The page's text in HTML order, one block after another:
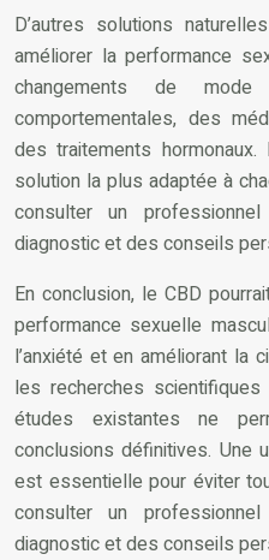
D’autres solutions
améliorer la performance
changements de
comportementales, des
des traitements
solution la plus adaptée à
consulter un
diagnostic et des conseils
En conclusion, le CBD
performance sexuelle
l’anxiété et en améliorant la
les recherches
études existantes ne
conclusions définitives. Une
est essentielle pour éviter
consulter un
diagnostic et des conseils